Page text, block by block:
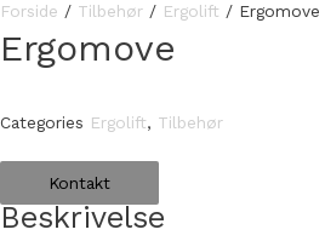
Forside / Tilbehør / Ergolift / Ergomove
Ergomove
Categories Ergolift, Tilbehør
Kontakt
Beskrivelse